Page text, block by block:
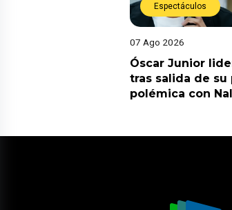
Espectáculos
07 Ago 2026
Óscar Junior
tras salida de su
polémica con